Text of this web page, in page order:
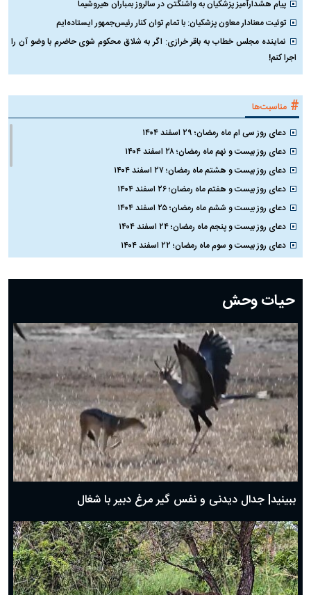
پیام هشدارآمیز پزشکیان به واشنگتن در سالروز بمباران هیروشیما
توئیت معنادار معاون پزشکیان: با تمام توان کنار رئیس‌جمهور ایستاده‌ایم
نماینده مجلس خطاب به باقر خرازی: اگر به شلاق محکوم شوی حاضرم با وضو آن را
اجرا کنم!
# مناسبت‌ها
دعای روز سی ام ماه رمضان؛ ۲۹ اسفند ۱۴۰۴
دعای روز بیست و نهم ماه رمضان؛ ۲۸ اسفند ۱۴۰۴
دعای روز بیست و هشتم ماه رمضان؛ ۲۷ اسفند ۱۴۰۴
دعای روز بیست و هفتم ماه رمضان؛ ۲۶ اسفند ۱۴۰۴
دعای روز بیست و ششم ماه رمضان؛ ۲۵ اسفند ۱۴۰۴
دعای روز بیست و پنجم ماه رمضان؛ ۲۴ اسفند ۱۴۰۴
دعای روز بیست و سوم ماه رمضان؛ ۲۲ اسفند ۱۴۰۴
دعای روز بیستم ماه رمضان؛ ۱۹ اسفند ۱۴۰۴
دعای روز هشتم ماه مبارک رمضان؛ ۷ اسفند ماه ۱۴۰۴
دعای روز هفتم ماه رمضان؛ ۶ اسفند ۱۴۰۴
دعای روز ششم ماه رمضان؛ ۵ اسفند ۱۴۰۴
دعای روز پنجم ماه رمضان؛ ۴ اسفند ۱۴۰۴
دعای روز چهارم ماه مبارک رمضان؛ ۳ اسفند ۱۴۰۴
دعای روز سوم ماه مبارک رمضان؛ ۱۴ اسفند ۱۴۰۴
دعای روز دوم ماه مبارک رمضان ۱ اسفند ماه ۱۴۰۴
دعای روز اول ماه مبارک رمضان، ۳۰ بهمن ۱۴۰۴
حضرت زینب(س) چگونه از دنیا رفت؟
بهترین پیامک تبریک روز پدر ۱۴۰۴؛ جملات زیبا و صمیمانه
حیات وحش
ببینید| جدال دیدنی و نفس گیر مرغ دبیر با شغال